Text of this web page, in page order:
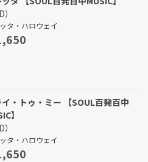
）
タ・ハロウェイ
・トゥ・ミー 【SOUL百発百中
】
）
タ・ハロウェイ